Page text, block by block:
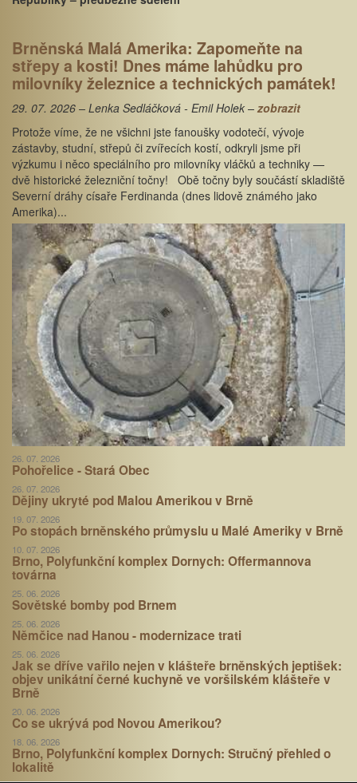
Brněnská Malá Amerika: Zapomeňte na
střepy a kosti! Dnes máme lahůdku pro
milovníky železnice a technických památek!
29. 07. 2026 – Lenka Sedláčková - Emil Holek – zobrazit
Protože víme, že ne všichni jste fanoušky vodotečí, vývoje
zástavby, studní, střepů či zvířecích kostí, odkryli jsme při
výzkumu i něco speciálního pro milovníky vláčků a techniky —
dvě historické železniční točny! Obě točny byly součástí skladiště
Severní dráhy císaře Ferdinanda (dnes lidově známého jako
Amerika)...
26. 07. 2026
Pohořelice - Stará Obec
26. 07. 2026
Dějiny ukryté pod Malou Amerikou v Brně
19. 07. 2026
Po stopách brněnského průmyslu u Malé Ameriky v Brně
10. 07. 2026
Brno, Polyfunkční komplex Dornych: Offermannova
továrna
25. 06. 2026
Sovětské bomby pod Brnem
25. 06. 2026
Němčice nad Hanou - modernizace trati
25. 06. 2026
Jak se dříve vařilo nejen v klášteře brněnských jeptišek:
objev unikátní černé kuchyně ve voršilském klášteře v
Brně
20. 06. 2026
Co se ukrývá pod Novou Amerikou?
18. 06. 2026
Brno, Polyfunkční komplex Dornych: Stručný přehled o
lokalitě